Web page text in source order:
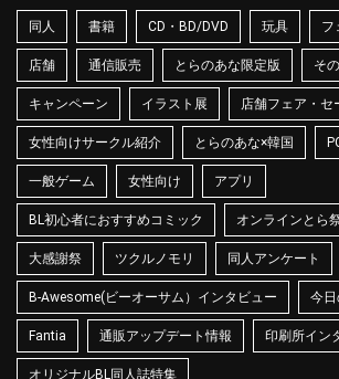
同人 書籍 CD・BD/DVD 玩具 フ
店舗 通信販売 とらのあな限定版 そ
キャンペーン イラスト展 店舗フェア・セ
女性向けサークル紹介 とらのあな×韓国
一般ゲーム 女性向け アプリ
BL初心者におすすめコミック オンラインとら
大感謝祭 ツクルノモリ 同人アンケート
B-Awesome(ビーオーサム）インタビュー 今
Fantia 通販アップデート情報 印刷所イン
オリジナルBL同人誌特集